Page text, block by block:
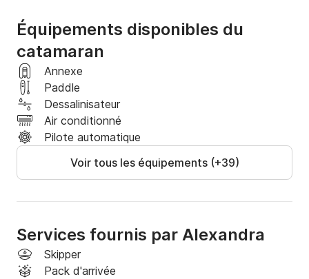
Équipements disponibles du
catamaran
Annexe
Paddle
Dessalinisateur
Air conditionné
Pilote automatique
Voir tous les équipements (+39)
Services fournis par Alexandra
Skipper
Pack d'arrivée